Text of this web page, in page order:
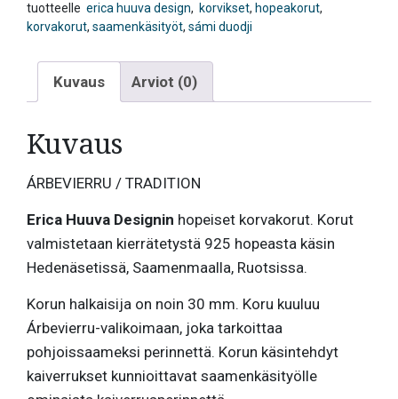
tuotteelle erica huuva design, korvikset, hopeakorut,
korvakorut, saamenkäsityöt, sámi duodji
Kuvaus Arviot (0)
Kuvaus
ÁRBEVIERRU / TRADITION
Erica Huuva Designin hopeiset korvakorut. Korut
valmistetaan kierrätetystä 925 hopeasta käsin
Hedenäsetissä, Saamenmaalla, Ruotsissa.
Korun halkaisija on noin 30 mm. Koru kuuluu
Árbevierru-valikoimaan, joka tarkoittaa
pohjoissaameksi perinnettä. Korun käsintehdyt
kaiverrukset kunnioittavat saamenkäsityölle